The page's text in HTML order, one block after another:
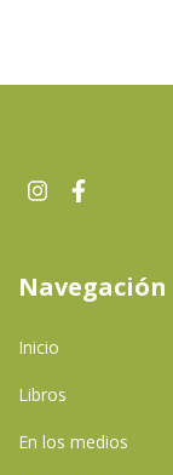
Navegación
Inicio
Libros
En los medios